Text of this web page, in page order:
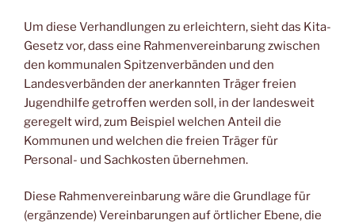
Um diese Verhandlungen zu erleichtern, sieht das Kita-
Gesetz vor, dass eine Rahmenvereinbarung zwischen
den kommunalen Spitzenverbänden und den
Landesverbänden der anerkannten Träger freien
Jugendhilfe getroffen werden soll, in der landesweit
geregelt wird, zum Beispiel welchen Anteil die
Kommunen und welchen die freien Träger für
Personal- und Sachkosten übernehmen.
Diese Rahmenvereinbarung wäre die Grundlage für
(ergänzende) Vereinbarungen auf örtlicher Ebene, die